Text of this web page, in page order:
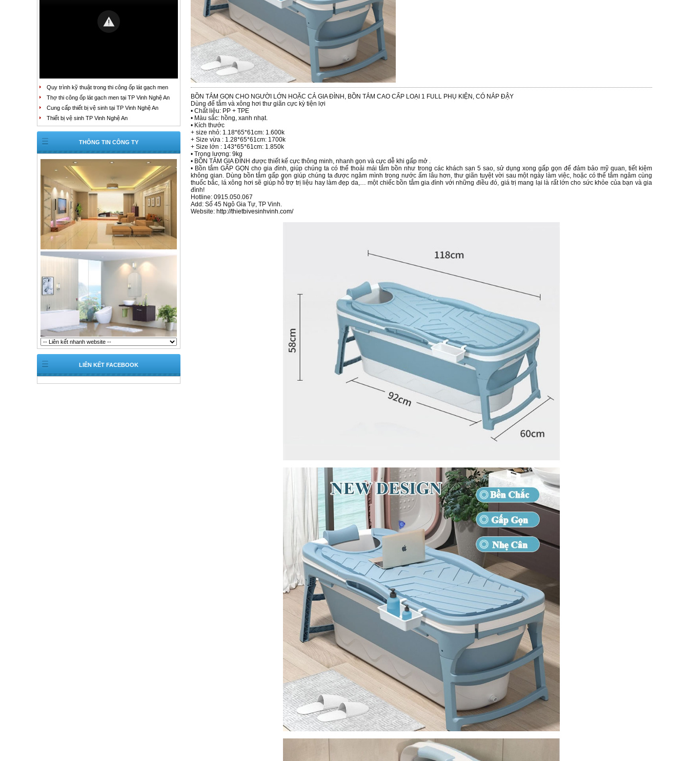
Quy trình kỹ thuật trong thi công ốp lát gạch men
Thợ thi công ốp lát gạch men tại TP Vinh Nghệ An
Cung cấp thiết bị vệ sinh tại TP Vinh Nghệ An
Thiết bị vệ sinh TP Vinh Nghệ An
THÔNG TIN CÔNG TY
LIÊN KẾT FACEBOOK
BỒN TẮM GỌN CHO NGƯỜI LỚN HOẶC CẢ GIA ĐÌNH, BỒN TẮM CAO CẤP LOẠI 1 FULL PHỤ KIỆN, CÓ NẮP ĐẬY
Dùng để tắm và xông hơi thư giãn cực kỳ tiện lợi
• Chất liệu: PP + TPE
• Màu sắc: hồng, xanh nhạt.
• Kích thước
+ size nhỏ: 1.18*65*61cm: 1.600k
+ Size vừa : 1.28*65*61cm: 1700k
+ Size lớn : 143*65*61cm: 1.850k
• Trọng lượng: 9kg
• BỒN TẮM GIA ĐÌNH được thiết kế cực thông minh, nhanh gọn và cực dễ khi gấp mở .
• Bồn tắm GẤP GỌN cho gia đình, giúp chúng ta có thể thoải mái tắm bồn như trong các khách sạn 5 sao, sử dụng xong gấp gọn để đảm bảo mỹ quan, tiết kiệm
không gian. Dùng bồn tắm gấp gọn giúp chúng ta được ngâm mình trong nước ấm lâu hơn, thư giãn tuyệt vời sau một ngày làm việc, hoặc có thể tắm ngâm cùng
thuốc bắc, lá xông hơi sẽ giúp hỗ trợ trị liệu hay làm đẹp da,… một chiếc bồn tắm gia đình với những điều đó, giá trị mang lại là rất lớn cho sức khỏe của bạn và gia
đình!
Hotline: 0915.050.067
Add: Số 45 Ngô Gia Tự, TP Vinh.
Website: http://thietbivesinhvinh.com/